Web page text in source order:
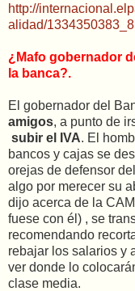
http://
alidad/
¿Mafo gobernador
la banca?.
El gobernador del
amigos, a punto de
subir el IVA. El
bancos y cajas se
orejas de defensor
algo por merecer su
dijo acerca de la
fuese con él) , se
recomendando
rebajar los salarios y
ver donde lo
clase media.